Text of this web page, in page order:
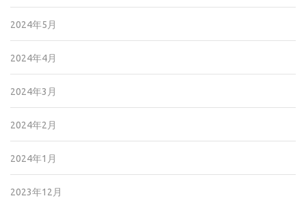
2024年5月
2024年4月
2024年3月
2024年2月
2024年1月
2023年12月